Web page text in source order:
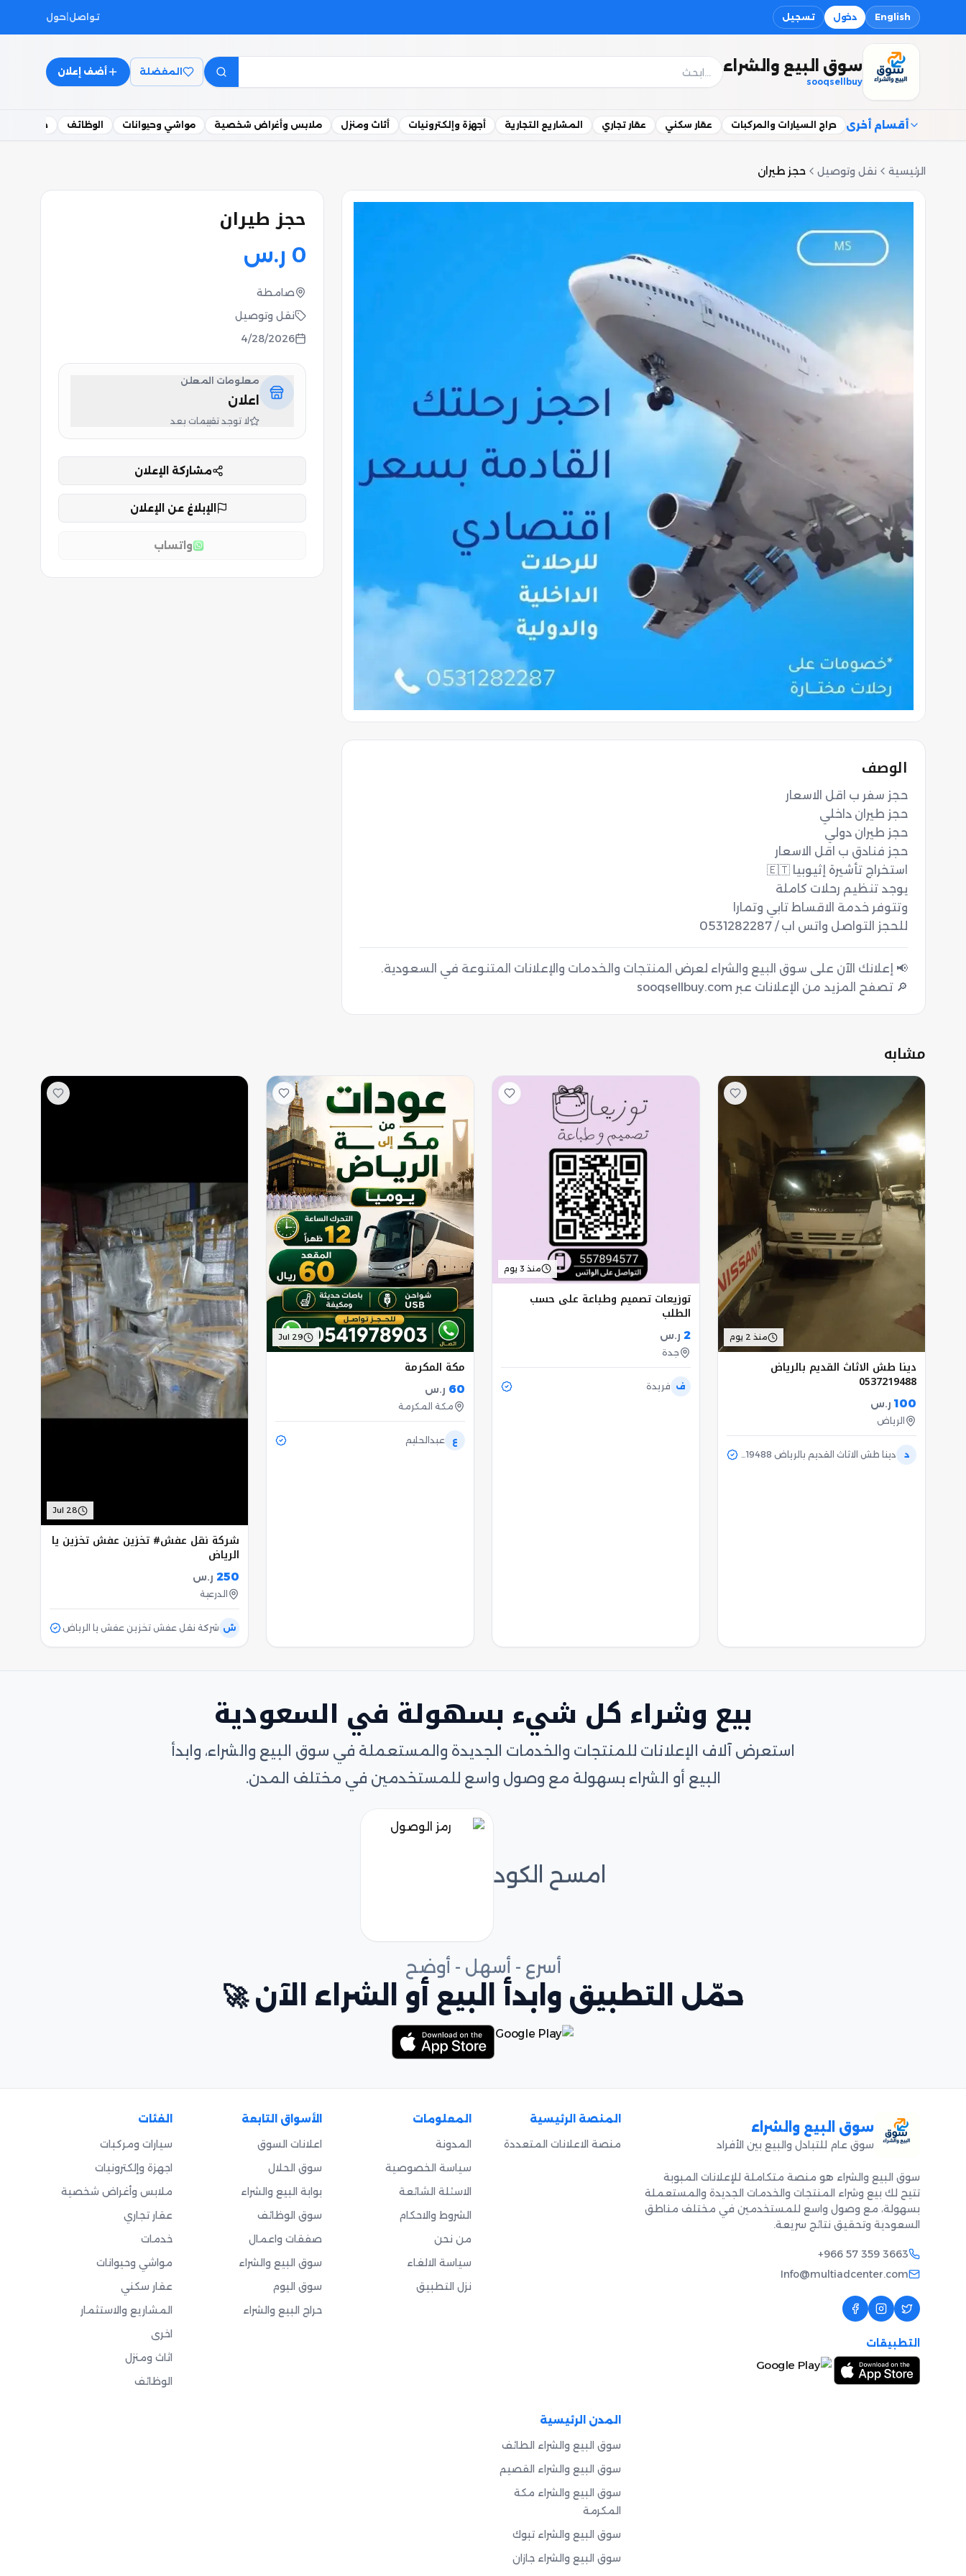
تواصل حول English دخول تسجيل
المفضلة أضف إعلان سوق البيع والشراء
sooqsellbuy
أقسام أخرى حراج السيارات والمركبات عقار سكني عقار تجاري المشاريع التجارية أجهزة وإلكترونيات أثاث ومنزل ملابس وأغراض شخصية مواشي وحيوانات الوظائف خدمات
الرئيسية نقل وتوصيل حجز طيران
الوصف
للحجز التواصل واتس اب / 0531282287
🔎 تصفح المزيد من الإعلانات عبر sooqsellbuy.com
حجز طيران
0 ر.س
صامطة
نقل وتوصيل
4/28/2026
معلومات المعلن
اعلان
لا توجد تقييمات بعد
مشاركة الإعلان
الإبلاغ عن الإعلان
واتساب
مشابه
منذ 2 يوم
دينا طش الاثاث القديم بالرياض
0537219488
100 ر.س
الرياض
د دينا طش الاثاث القديم بالرياض 0537219488
منذ 3 يوم
توزيعات تصميم وطباعة على حسب
الطلب
2 ر.س
جدة
ف فريدة
Jul 29
مكة المكرمة
60 ر.س
مكة المكرمة
ع عبدالحليم
Jul 28
شركة نقل عفش# تخزين عفش تخزين يا
الرياض
250 ر.س
الدرعية
ش شركة نقل عفش تخزين عفش يا الرياض
بيع وشراء كل شيء بسهولة في السعودية
استعرض آلاف الإعلانات للمنتجات والخدمات الجديدة والمستعملة في سوق البيع والشراء، وابدأ
البيع أو الشراء بسهولة مع وصول واسع للمستخدمين في مختلف المدن.
امسح الكود
أسرع - أسهل - أوضح
حمّل التطبيق وابدأ البيع أو الشراء الآن 🚀
سوق البيع والشراء
سوق عام للتبادل والبيع بين الأفراد
سوق البيع والشراء هو منصة متكاملة للإعلانات المبوبة
تتيح لك بيع وشراء المنتجات والخدمات الجديدة والمستعملة
بسهولة، مع وصول واسع للمستخدمين في مختلف مناطق
السعودية وتحقيق نتائج سريعة.
+966 57 359 3663
Info@multiadcenter.com
التطبيقات
المنصة الرئيسية
منصة الاعلانات المتعددة
المعلومات
المدونة
سياسة الخصوصية
الاسئلة الشائعة
الشروط والاحكام
من نحن
سياسة الالغاء
نزل التطبيق
الأسواق التابعة
اعلانات السوق
سوق الحلال
بوابة البيع والشراء
سوق الوظائف
صفقات واعمال
سوق البيع والشراء
سوق اليوم
حراج البيع والشراء
الفئات
سيارات ومركبات
اجهزة وإلكترونيات
ملابس وأغراض شخصية
عقار تجاري
خدمات
مواشي وحيوانات
عقار سكني
المشاريع والاستثمار
اخرى
اثاث ومنزل
الوظائف
المدن الرئيسية
سوق البيع والشراء الطائف
سوق البيع والشراء القصيم
سوق البيع والشراء مكة
المكرمة
سوق البيع والشراء تبوك
سوق البيع والشراء جازان